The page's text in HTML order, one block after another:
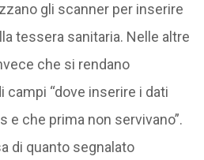
gli scanner per inserire
tessera sanitaria. Nelle altre
che si rendano
campi “dove inserire i dati
e che prima non servivano”.
di quanto segnalato